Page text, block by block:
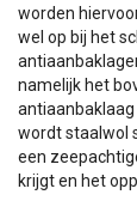
worden
wel op bij het
namelijk het
wordt staalwol
een
krijgt en het